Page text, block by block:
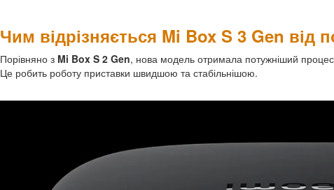
Чим відрізняється Mi Box S 3 Gen від
Порівняно з Mi Box S 2 Gen, нова модель отримала потужніший
Це робить роботу приставки швидшою та стабільнішою.